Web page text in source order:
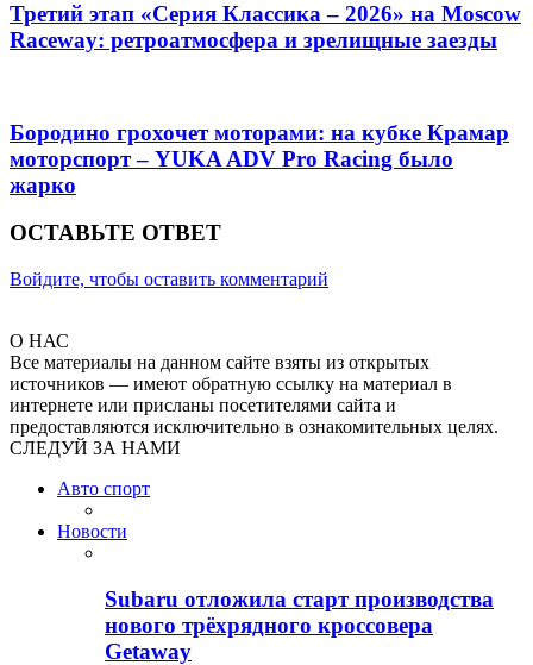
Третий этап «Серия Классика – 2026» на Moscow
Raceway: ретроатмосфера и зрелищные заезды
Бородино грохочет моторами: на кубке Крамар
моторспорт – YUKA ADV Pro Racing было
жарко
ОСТАВЬТЕ ОТВЕТ
Войдите, чтобы оставить комментарий
О НАС
Все материалы на данном сайте взяты из открытых
источников — имеют обратную ссылку на материал в
интернете или присланы посетителями сайта и
предоставляются исключительно в ознакомительных целях.
СЛЕДУЙ ЗА НАМИ
Авто спорт
Новости
Subaru отложила старт производства
нового трёхрядного кроссовера
Getaway